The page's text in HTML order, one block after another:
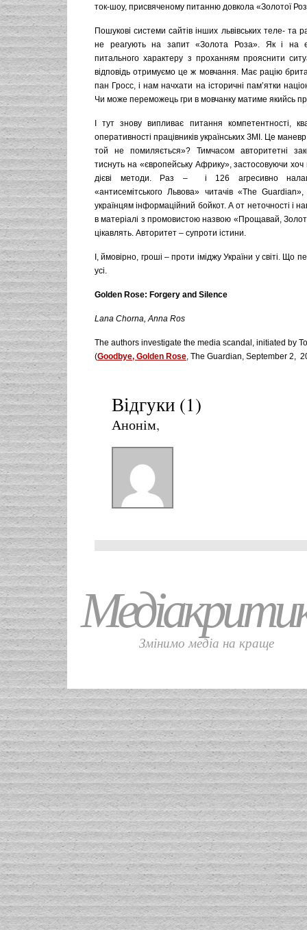
ток-шоу, присвяченому питанню довкола «Золотої
Пошукові системи сайтів інших львівських теле- та
не реагують на запит «Золота Роза». Як і на
питального характеру з проханням прояснити
відповідь отримуємо це ж мовчання. Має рацію
пан Гросс, і нам начхати на історичні пам’ятки
Чи може переможець гри в мовчанку матиме якийсь
І тут знову випливає питання компетентності,
оперативності працівників українських ЗМІ. Це
той не помиляється»? Тимчасом авторитетні
тиснуть на «європейську Африку», застосовуючи хоч
дієві методи. Раз – і 126 агресивно
«антисемітського Львова» читачів «The Guardian»,
українцям інформаційний бойкот. А от неточності і
в матеріалі з промовистою назвою «Прощавай,
цікавлять. Авторитет – супроти істини.
І, ймовірно, гроші – проти іміджу України у світі. Що
усі.
Golden Rose: Forgery and Silence
Lana Chorna, Anna Ros
The authors investigate the media scandal, initiated by
(Goodbye, Golden Rose, The Guardian, September 2,
Відгуки (1)
Анонім,
Змінимо медіа на краще